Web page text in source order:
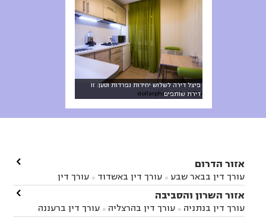
פיצל דירה לשלוש יחידות נפרדות וטען: זו
דירת שותפים
צילום: dollarphotoclub
אזור הדרום
עורך דין בבאר שבע  עורך דין באשדוד 
עורך דין
באשקלון
עורך דין בבאר טוביה עורך דין בגן יבנה
עורך דין בניר הבנים עורך דין בערד
זיקים
עורך דין בנתיבות עורך דין בקרית מלאכי

אזור השרון והסביבה
עורך דין בנתניה  עורך דין בהרצליה  עורך דין ברעננה
